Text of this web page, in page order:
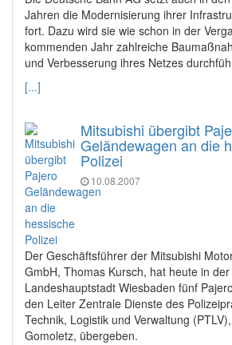
Jahren die Modernisierung ihrer
fort. Dazu wird sie wie schon in der
kommenden Jahr zahlreiche
und Verbesserung ihres Netzes
[...]
Mitsubishi übergibt
Geländewagen an die
Polizei
10.08.2007
Der Geschäftsführer der Mitsubishi
GmbH, Thomas Kursch, hat heute in
Landeshauptstadt Wiesbaden fünf
den Leiter Zentrale Dienste des
Technik, Logistik und Verwaltung
Gomoletz, übergeben.